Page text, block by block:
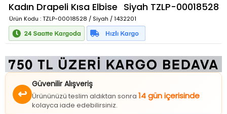
Kadın Drapeli Kısa Elbise Siyah TZLP-00018528
Ürün Kodu : TZLP-00018528 / Siyah / 1432201
↩
Güvenilir Alışveriş
Ürününüzü teslim aldıktan sonra 14 gün içerisinde
kolayca iade edebilirsiniz.